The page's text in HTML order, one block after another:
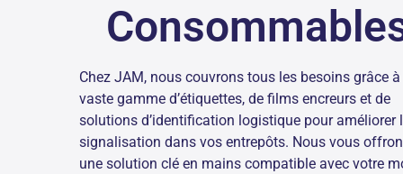
Chez JAM, nous couvrons tous les besoins grâce à
vaste gamme d’étiquettes, de films encreurs et de
solutions d’identification logistique pour améliorer
signalisation dans vos entrepôts. Nous vous
une solution clé en mains compatible avec votre